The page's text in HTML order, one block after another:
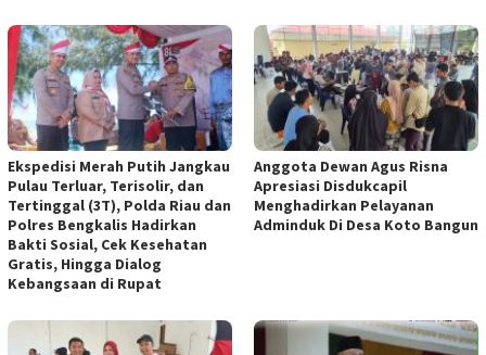
Ekspedisi Merah Putih Jangkau
Pulau Terluar, Terisolir, dan
Tertinggal (3T), Polda Riau dan
Polres Bengkalis Hadirkan
Bakti Sosial, Cek Kesehatan
Gratis, Hingga Dialog
Kebangsaan di Rupat
Anggota Dewan Agus Risna
Apresiasi Disdukcapil
Menghadirkan Pelayanan
Adminduk Di Desa Koto Bangun